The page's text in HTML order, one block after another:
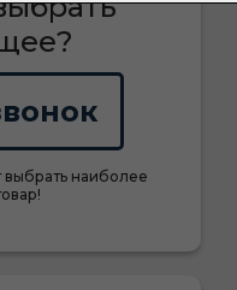
наиболее